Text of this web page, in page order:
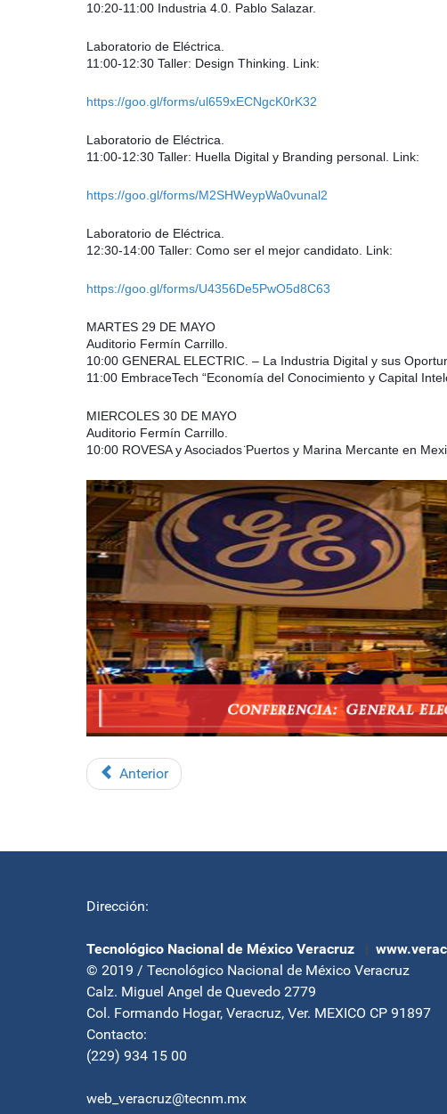
10:20‐11:00 Industria 4.0. Pablo Salazar.
Laboratorio de Eléctrica.
11:00‐12:30 Taller: Design Thinking. Link:
https://goo.gl/forms/ul659xECNgcK0rK32
Laboratorio de Eléctrica.
11:00‐12:30 Taller: Huella Digital y Branding personal. Link:
https://goo.gl/forms/M2SHWeypWa0vunal2
Laboratorio de Eléctrica.
12:30‐14:00 Taller: Como ser el mejor candidato. Link:
https://goo.gl/forms/U4356De5PwO5d8C63
MARTES 29 DE MAYO
Auditorio Fermín Carrillo.
10:00 GENERAL ELECTRIC. – La Industria Digital y sus
11:00 EmbraceTech “Economía del Conocimiento y Capital
MIERCOLES 30 DE MAYO
Auditorio Fermín Carrillo.
10:00 ROVESA y Asociados ̈Puertos y Marina Mercante en
Anterior
Dirección:
Tecnológico Nacional de México Veracruz |
© 2019 / Tecnológico Nacional de México Veracruz
Calz. Miguel Angel de Quevedo 2779
Col. Formando Hogar, Veracruz, Ver. MEXICO CP 91897
Contacto:
(229) 934 15 00
web_veracruz@tecnm.mx